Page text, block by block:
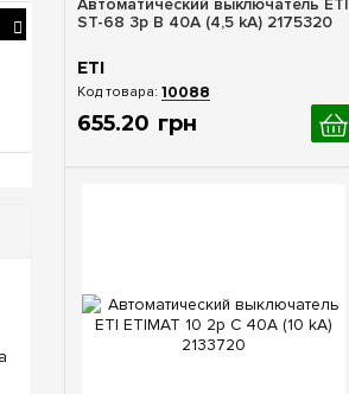
ST-68 3p B 40А (4,5 kA) 2175320
ETI
10088
655.20 грн